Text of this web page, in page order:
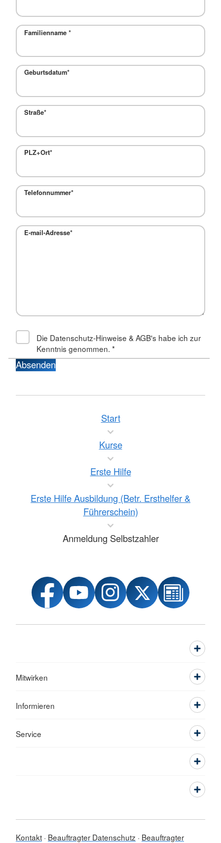
Familienname *
Geburtsdatum*
Straße*
PLZ+Ort*
Telefonnummer*
E-mail-Adresse*
Die Datenschutz-Hinweise & AGB's habe ich zur
Kenntnis genommen. *
Absenden
Start
Kurse
Erste Hilfe
Erste Hilfe Ausbildung (Betr. Ersthelfer &
Führerschein)
Anmeldung Selbstzahler
Mitwirken
Informieren
Service
Kontakt Beauftragter Datenschutz
Beauftragter